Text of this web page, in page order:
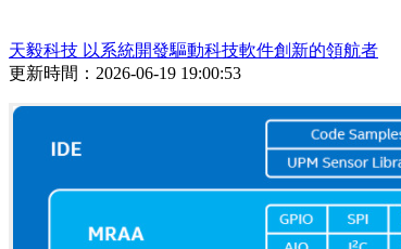
天毅科技 以系統開發驅動科技軟件創新的領航者
更新時間：2026-06-19 19:00:53